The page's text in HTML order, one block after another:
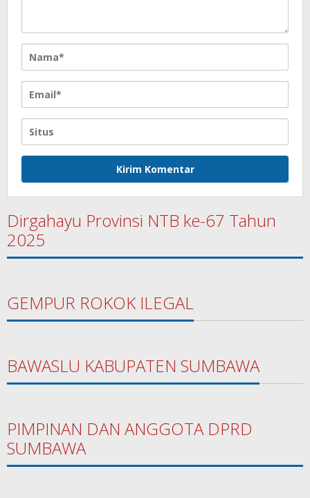
Dirgahayu Provinsi NTB ke-67 Tahun
2025
GEMPUR ROKOK ILEGAL
BAWASLU KABUPATEN SUMBAWA
PIMPINAN DAN ANGGOTA DPRD
SUMBAWA